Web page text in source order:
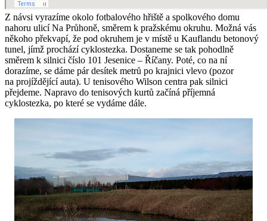
Z návsi vyrazíme okolo fotbalového hřiště a spolkového domu
nahoru ulicí Na Průhoně, směrem k pražskému okruhu. Možná vás
někoho překvapí, že pod okruhem je v místě u Kauflandu betonový
tunel, jímž prochází cyklostezka. Dostaneme se tak pohodlně
směrem k silnici číslo 101 Jesenice – Říčany. Poté, co na ní
dorazíme, se dáme pár desítek metrů po krajnici vlevo (pozor
na projíždějící auta). U tenisového Wilson centra pak silnici
přejdeme. Napravo do tenisových kurtů začíná příjemná
cyklostezka, po které se vydáme dále.